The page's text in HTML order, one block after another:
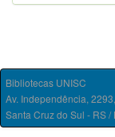
Bibliotecas UNISC
Av. Independência,
Santa Cruz do Sul - RS